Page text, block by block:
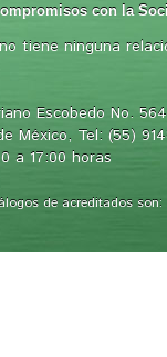
con la
tiene ninguna
Escobedo No.
México, Tel: (55)
a 17:00 horas
de acreditados